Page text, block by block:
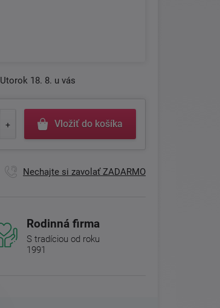
Utorok 18. 8. u vás
Vložiť do košíka
Nechajte si zavolať ZADARMO
Rodinná firma
S tradíciou od roku
1991